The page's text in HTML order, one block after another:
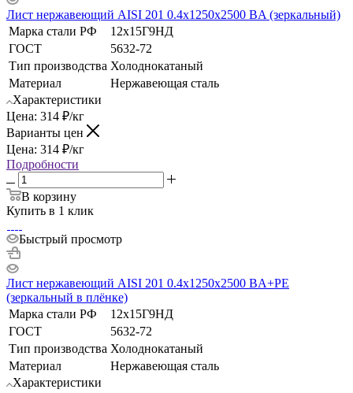
Лист нержавеющий AISI 201 0.4х1250х2500 BA (зеркальный)
Марка стали РФ
12х15Г9НД
ГОСТ
5632-72
Тип производства Холоднокатаный
Материал
Нержавеющая сталь
Характеристики
Цена: 314 ₽/кг
Варианты цен
Цена: 314 ₽/кг
Подробности
В корзину
Купить в 1 клик
Быстрый просмотр
Лист нержавеющий AISI 201 0.4х1250х2500 BA+РЕ
(зеркальный в плёнке)
Марка стали РФ
12х15Г9НД
ГОСТ
5632-72
Тип производства Холоднокатаный
Материал
Нержавеющая сталь
Характеристики